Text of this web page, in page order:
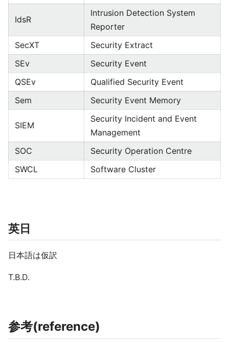
IdsR
Intrusion Detection System
Reporter
SecXT
Security Extract
SEv
Security Event
QSEv
Qualified Security Event
Sem
Security Event Memory
SIEM
Security Incident and Event
Management
SOC
Security Operation Centre
SWCL
Software Cluster
英日
日本語は仮訳
T.B.D.
参考(reference)